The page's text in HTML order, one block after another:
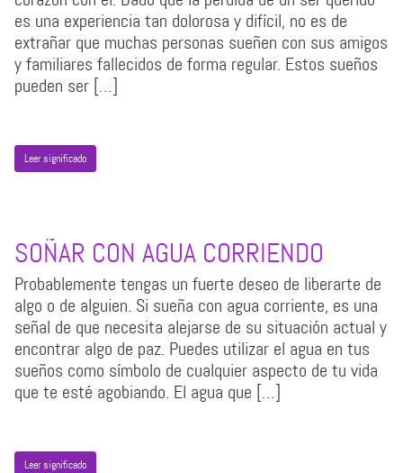
es una experiencia tan dolorosa y difícil, no es de
extrañar que muchas personas sueñen con sus amigos
y familiares fallecidos de forma regular. Estos sueños
pueden ser […]
Leer significado
SOÑAR CON AGUA CORRIENDO
Probablemente tengas un fuerte deseo de liberarte de
algo o de alguien. Si sueña con agua corriente, es una
señal de que necesita alejarse de su situación actual y
encontrar algo de paz. Puedes utilizar el agua en tus
sueños como símbolo de cualquier aspecto de tu vida
que te esté agobiando. El agua que […]
Leer significado